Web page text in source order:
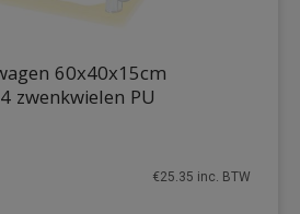
60x40x15cm
zwenkwielen PU
€25.35 inc. BTW